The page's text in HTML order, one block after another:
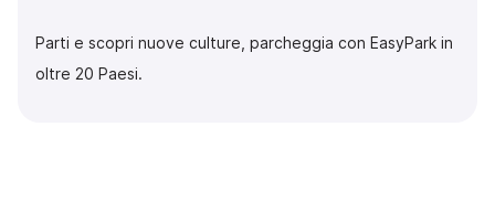
Parti e scopri nuove culture, parcheggia con EasyPark in
oltre 20 Paesi.